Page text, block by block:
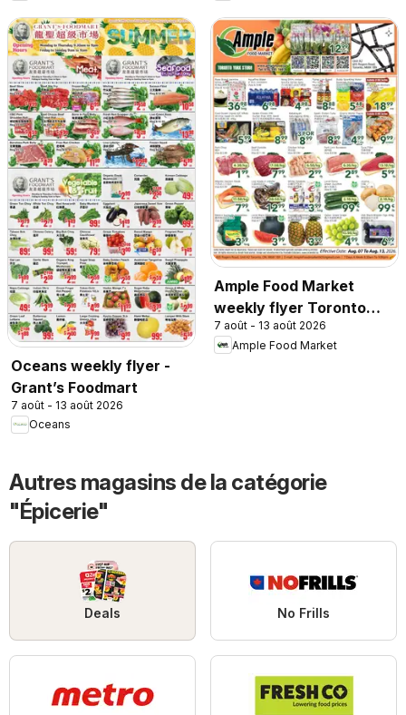
Oceans weekly flyer -
Grant’s Foodmart
7 août - 13 août 2026
Oceans
Ample Food Market
weekly flyer Toronto
York
7 août - 13 août 2026
Ample Food Market
Autres magasins de la catégorie
"Épicerie"
Deals No Frills